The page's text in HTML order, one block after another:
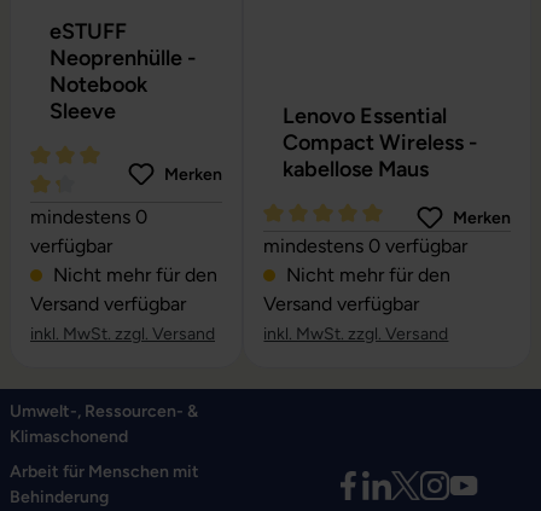
eSTUFF
Neoprenhülle -
Notebook
Sleeve
Durchschnittliche Bewertung von 4.24 von 5 Sternen
Merken
mindestens 0
verfügbar
Nicht mehr für den
Versand verfügbar
inkl. MwSt. zzgl. Versand
Lenovo Essential
Compact Wireless -
kabellose Maus
Durchschnittliche Bewertung
Merken
mindestens 0 verfügbar
Nicht mehr für den
Versand verfügbar
inkl. MwSt. zzgl. Versand
Umwelt-, Ressourcen- &
Klimaschonend
Arbeit für Menschen mit
Behinderung